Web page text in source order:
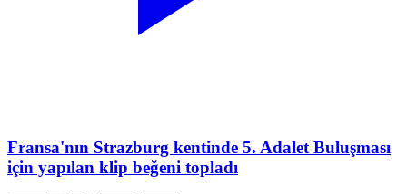
Fransa'nın Strazburg kentinde 5. Adalet Buluşması
için yapılan klip beğeni topladı